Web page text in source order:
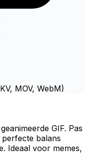
MOV, WebM)
GIF. Pas
balans
Ideaal voor memes,